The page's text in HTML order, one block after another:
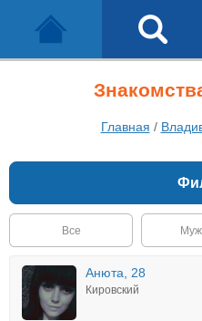
Главная /
Все
Анюта, 28
Кировский